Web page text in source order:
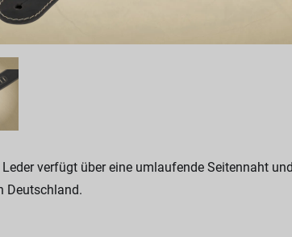
verfügt über eine umlaufende Seitennaht
Deutschland.